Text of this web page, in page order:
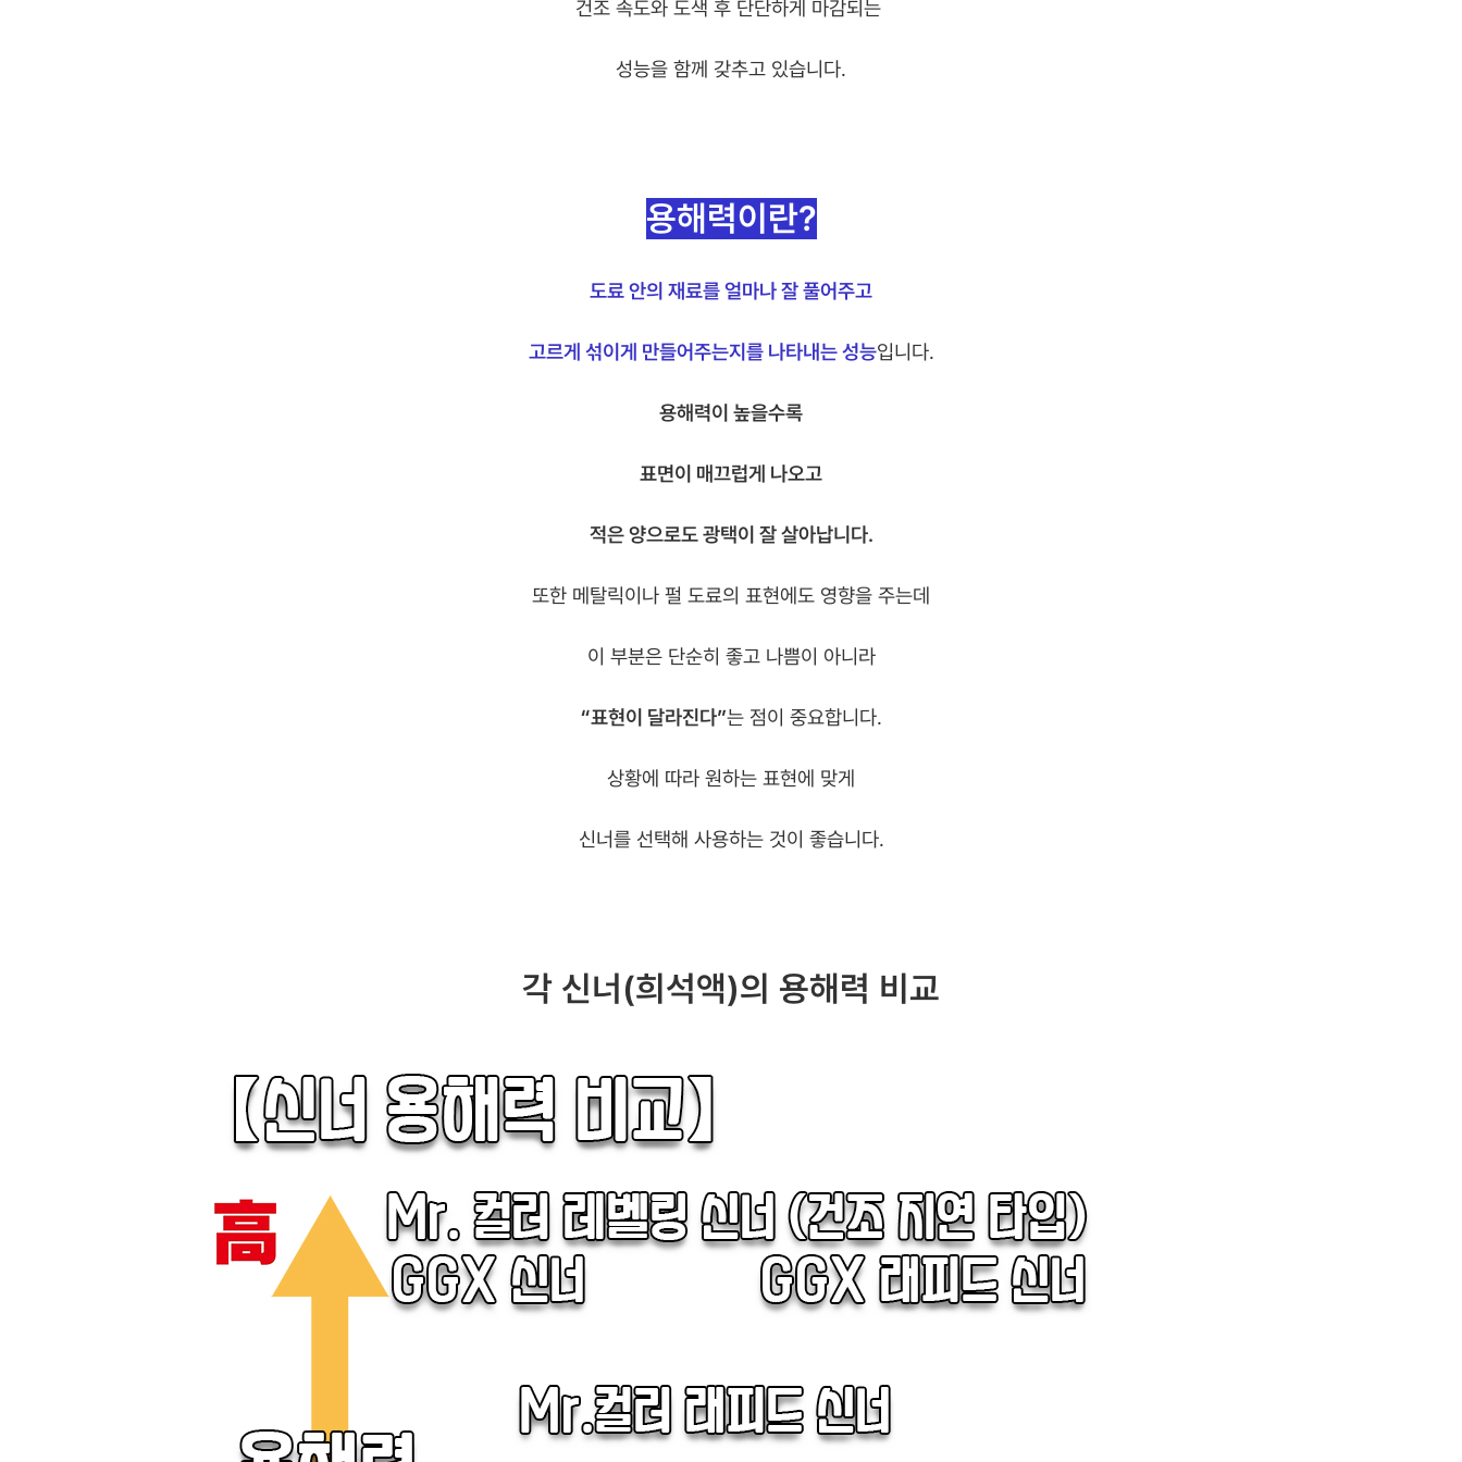
건조 속도와 도색 후 단단하게 마감되는
성능을 함께 갖추고 있습니다.
용해력이란?
도료 안의 재료를 얼마나 잘 풀어주고
고르게 섞이게 만들어주는지를 나타내는 성능입니다.
용해력이 높을수록
표면이 매끄럽게 나오고
적은 양으로도 광택이 잘 살아납니다.
또한 메탈릭이나 펄 도료의 표현에도 영향을 주는데
이 부분은 단순히 좋고 나쁨이 아니라
“표현이 달라진다”는 점이 중요합니다.
상황에 따라 원하는 표현에 맞게
신너를 선택해 사용하는 것이 좋습니다.
각 신너(희석액)의 용해력 비교